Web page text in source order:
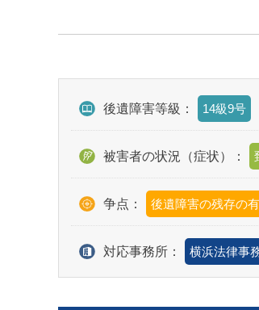
後遺障害等級： 14級9号
被害者の状況（症状）：
争点： 後遺障害の残存の
対応事務所： 横浜法律事